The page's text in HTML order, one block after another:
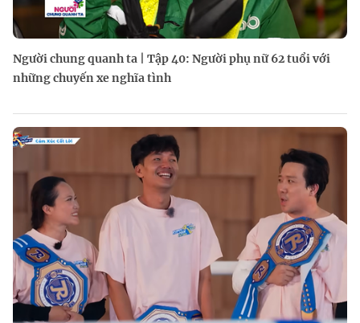
Người chung quanh ta | Tập 40: Người phụ nữ 62 tuổi với
những chuyến xe nghĩa tình